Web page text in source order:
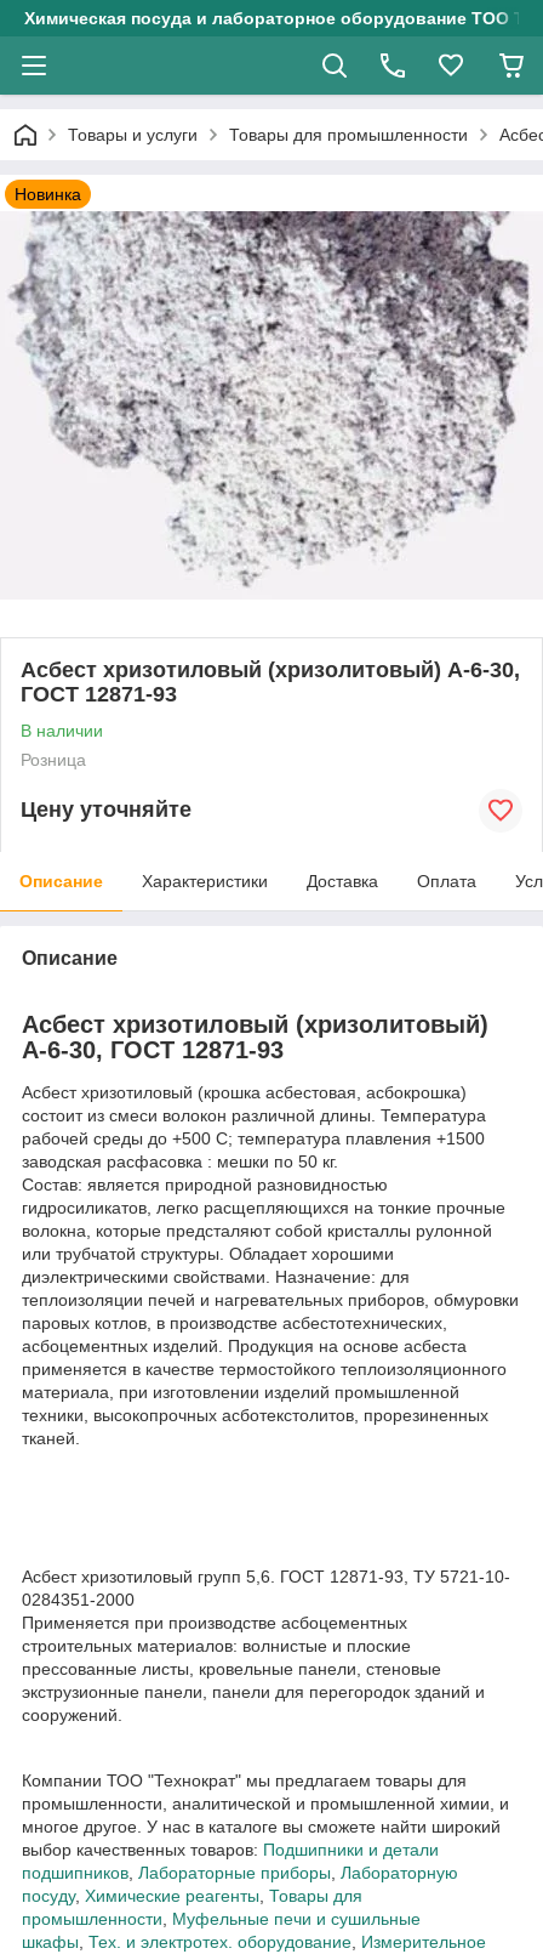
Химическая посуда и лабораторное оборудование ТОО
Товары и услуги Товары для промышленности
Новинка
Асбест хризотиловый (хризолитовый) А-6-30,
ГОСТ 12871-93
В наличии
Розница
Цену уточняйте
Описание Характеристики Доставка Оплата
Описание
Асбест хризотиловый (хризолитовый)
А-6-30, ГОСТ 12871-93
Асбест хризотиловый (крошка асбестовая, асбокрошка)
состоит из смеси волокон различной длины. Температура
рабочей среды до +500 С; температура плавления +1500
заводская расфасовка : мешки по 50 кг.
Состав: является природной разновидностью
гидросиликатов, легко расщепляющихся на тонкие прочные
волокна, которые предсталяют собой кристаллы рулонной
или трубчатой структуры. Обладает хорошими
диэлектрическими свойствами. Назначение: для
теплоизоляции печей и нагревательных приборов, обмуровки
паровых котлов, в производстве асбестотехнических,
асбоцементных изделий. Продукция на основе асбеста
применяется в качестве термостойкого теплоизоляционного
материала, при изготовлении изделий промышленной
техники, высокопрочных асботекстолитов, прорезиненных
тканей.
Асбест хризотиловый групп 5,6. ГОСТ 12871-93, ТУ 5721-10-
0284351-2000
Применяется при производстве асбоцементных
строительных материалов: волнистые и плоские
прессованные листы, кровельные панели, стеновые
экструзионные панели, панели для перегородок зданий и
сооружений.
Компании ТОО "Технократ" мы предлагаем товары для
промышленности, аналитической и промышленной химии, и
многое другое. У нас в каталоге вы сможете найти широкий
выбор качественных товаров: Подшипники и детали
подшипников, Лабораторные приборы, Лабораторную
посуду, Химические реагенты, Товары для
промышленности, Муфельные печи и сушильные
шкафы, Тех. и электротех. оборудование, Измерительное